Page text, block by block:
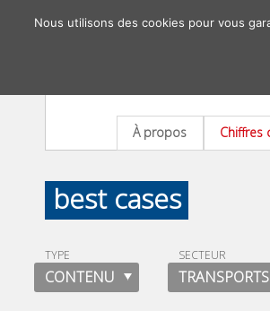
À propos Chiffres
best cases
TYPE
CONTENU
SECTEUR
TRANSPORTS
Nous utilisons des cookies pour vous